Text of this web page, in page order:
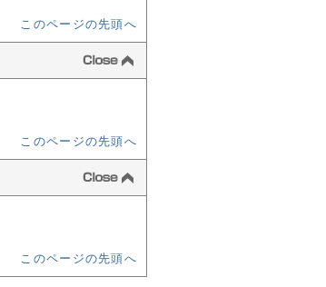
このページの先頭へ
このページの先頭へ
このページの先頭へ